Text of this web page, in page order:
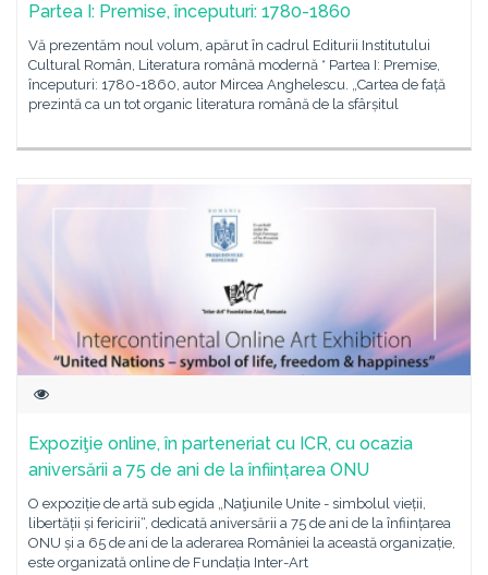
Partea I: Premise, începuturi: 1780-1860
Vă prezentăm noul volum, apărut în cadrul Editurii Institutului
Cultural Român, Literatura română modernă * Partea I: Premise,
începuturi: 1780-1860, autor Mircea Anghelescu. „Cartea de față
prezintă ca un tot organic literatura română de la sfârșitul
Expoziţie online, în parteneriat cu ICR, cu ocazia
aniversării a 75 de ani de la înființarea ONU
O expoziție de artă sub egida „Naţiunile Unite - simbolul vieții,
libertății și fericirii“, dedicată aniversării a 75 de ani de la înființarea
ONU și a 65 de ani de la aderarea României la această organizație,
este organizată online de Fundația Inter-Art